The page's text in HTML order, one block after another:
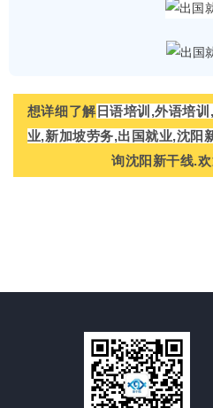
想详细了解日语培训,外语培
业,新加坡劳务,出国就业,沈阳
询沈阳新干线.